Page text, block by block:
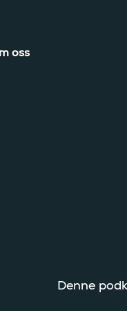
oss
Denne